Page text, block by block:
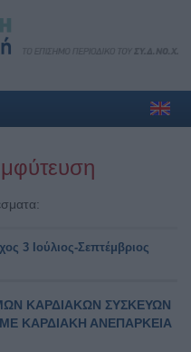
3 Ιούλιος-Σεπτέμβριος
ΚΑΡΔΙΑΚΩΝ ΣΥΣΚΕΥΩΝ
ΚΑΡΔΙΑΚΗ ΑΝΕΠΑΡΚΕΙΑ